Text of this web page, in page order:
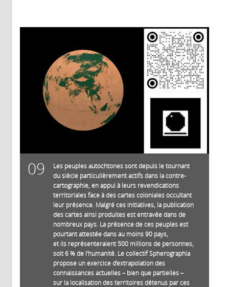
09
Les peuples autochtones sont depuis le tournant
du siècle particulièrement actifs dans la contre-
cartographie, en appui à leurs revendications
territoriales face à des cartes coloniales occultant
leur présence. Malgré ces initiatives, la publication
des cartes ainsi produites est entravée dans de
nombreux pays. La présence de ces peuples est
pourtant attestée dans au moins 90 pays,
et ils représenteraient 500 millions de personnes,
soit 6 % de l’humanité. Le collectif Spherographia
propose un exercice d’extrapolation des
connaissances actuelles – bien que partielles –
sur la localisation des territoires détenus par ces